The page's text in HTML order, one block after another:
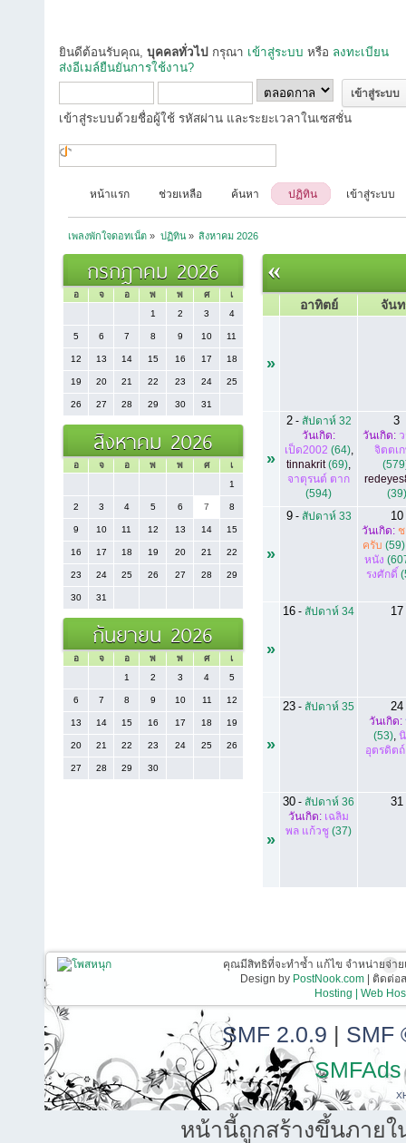
ยินดีต้อนรับคุณ, บุคคลทั่วไป กรุณา เข้าสู่ระบบ หรือ ลงทะเบียน
ส่งอีเมล์ยืนยันการใช้งาน?
เข้าสู่ระบบด้วยชื่อผู้ใช้ รหัสผ่าน และระยะเวลาในเซสชั่น
หน้าแรก ช่วยเหลือ ค้นหา ปฏิทิน เข้าสู่ระบบ
เพลงพักใจดอทเน็ต » ปฏิทิน» สิงหาคม 2026
กรกฎาคม 2026
อ จ อ พ พ ศ
เ
1
2 3 4
5 6 7 8 9 10 11
12 13 14 15 16 17 18
19 20 21 22 23 24 25
26 27 28 29 30 31
สิงหาคม 2026
อ จ อ พ พ ศ
เ
1
2 3 4 5 6 7 8
9 10 11 12 13 14 15
16 17 18 19 20 21 22
23 24 25 26 27 28 29
30 31
กันยายน 2026
อ จ อ พ พ ศ
เ
1
2 3 4 5
6 7 8 9 10 11 12
13 14 15 16 17 18 19
20 21 22 23 24 25 26
27 28 29 30
«
อาทิตย์ จัน
»
»
2- สัปดาห์ 32
วันเกิด:
เป็ด2002 (64),
tinnakrit(69)
จาตุรนต์ ตาก
(594)
3
วันเกิด:
จิตตเ
(39)
»
9- สัปดาห์ 33 10
วันเกิด:
ครับ (59)
หนัง
รงศักดิ์
»
16 - สัปดาห์ 34 17
»
23 - สัปดาห์ 35 24
วันเกิด:
(53),
อุตรดิตถ์
»
30 - สัปดาห์ 36
วันเกิด: เฉลิม
พล แก้วชู (37)
31
คุณมีสิทธิที่จะทำซ้ำ แก้ไข จำหน่ายจ่า
Design by PostNook.com| ติดต่อส
Hosting | Web
SMF 2.0.9 | SMF
SMFAds
หน้านี้ถูกสร้างขึ้นภายใ